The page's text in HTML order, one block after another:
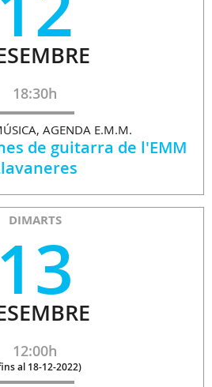
18:30h
AGENDA E.M.M.
de guitarra de l'EMM
DIMARTS
13
12:00h
al 18-12-2022)